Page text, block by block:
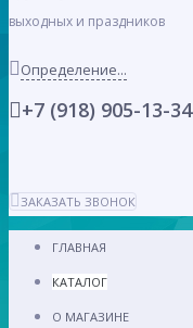
выходных и праздников
Определение...
+7 (918) 905-13-34
ЗАКАЗАТЬ ЗВОНОК
ГЛАВНАЯ
КАТАЛОГ
О МАГАЗИНЕ